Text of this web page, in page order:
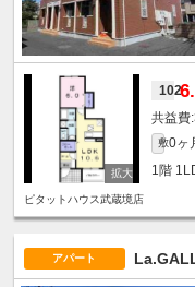
102
敷0ヶ
1階
ピタットハウス武蔵境店
アパート